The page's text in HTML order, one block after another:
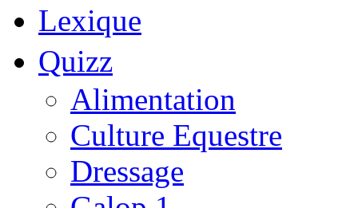
Lexique
Quizz
Alimentation
Culture Equestre
Dressage